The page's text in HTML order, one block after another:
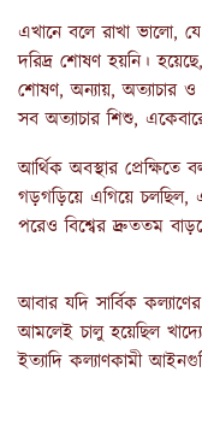
এখানে বলে রাখা ভালো,
দরিদ্র শোষণ হয়নি।
শোষণ, অন্যায়, অত্যাচার
সব অত্যাচার শিশু,
আর্থিক অবস্থার প্রেক্ষিতে
গড়গড়িয়ে এগিয়ে
পরেও বিশ্বের দ্রুততম
আবার যদি সার্বিক
আমলেই চালু হয়েছিল
ইত্যাদি কল্যাণকামী